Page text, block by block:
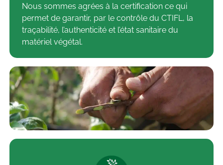
Nous sommes agrées à la certification ce qui
permet de garantir, par le contrôle du CTIFL, la
traçabilité, l’authenticité et l’état sanitaire du
matériel végétal.